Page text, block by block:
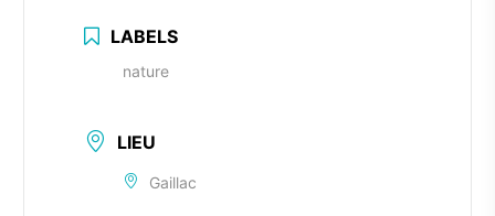
LABELS
nature
LIEU
Gaillac